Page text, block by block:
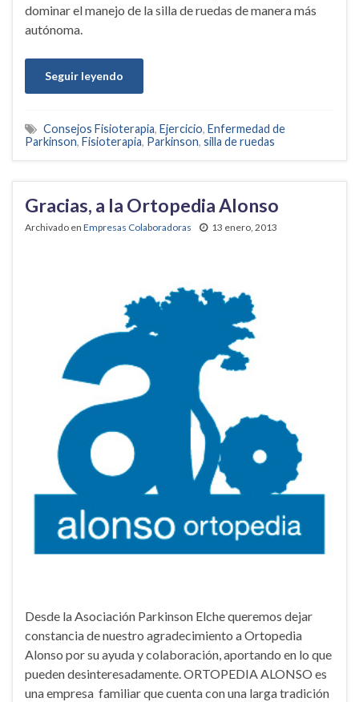
dominar el manejo de la silla de ruedas de manera más
autónoma.
Seguir leyendo
Consejos Fisioterapia, Ejercicio, Enfermedad de
Parkinson, Fisioterapia, Parkinson, silla de ruedas
Gracias, a la Ortopedia Alonso
Archivado en Empresas Colaboradoras 13 enero, 2013
Desde la Asociación Parkinson Elche queremos dejar
constancia de nuestro agradecimiento a Ortopedia
Alonso por su ayuda y colaboración, aportando en lo que
pueden desinteresadamente. ORTOPEDIA ALONSO es
una empresa familiar que cuenta con una larga tradición